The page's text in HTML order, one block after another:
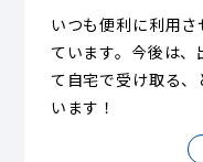
いつも便利に利用
ています。今後は
て自宅で受け取る
います！